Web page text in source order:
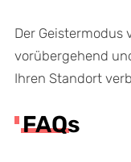
Der Geistermodus
vorübergehend
Ihren Standort
FAQs